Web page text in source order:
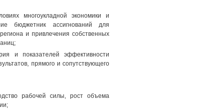
многоукладной экономики и
бюджетник ассигнований для
и привлечения собственных
и показателей эффективности
прямого и сопутствующего
рабочей силы, рост объема